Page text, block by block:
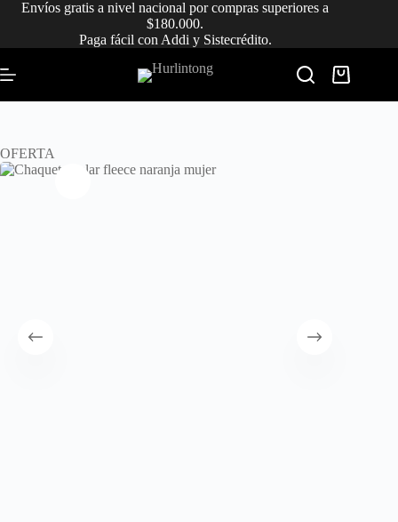
SaltarEnvíos gratis a nivel nacional por compras superiores a
$180.000.
Paga fácil con Addi y Sistecrédito.
Carro
de
compra
OFERTA